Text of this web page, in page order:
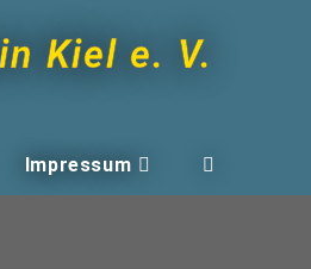
Kiel e. V.
Impressum